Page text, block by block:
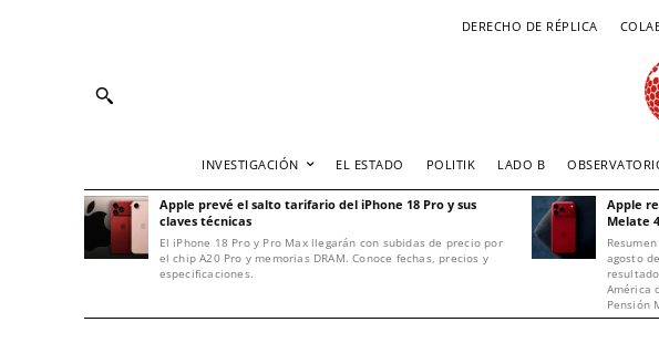
DERECHO DE RÉPLICA
INVESTIGACIÓN EL ESTADO POLITIK LADO B
Apple prevé el salto tarifario del iPhone 18 Pro y sus
claves técnicas
El iPhone 18 Pro y Pro Max llegarán con subidas de precio por
el chip A20 Pro y memorias DRAM. Conoce fechas, precios y
especificaciones.
Apple
Melate
agosto
América
Pensión